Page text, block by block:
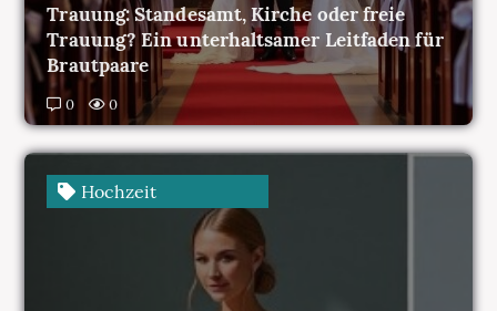
0 0
Hochzeit